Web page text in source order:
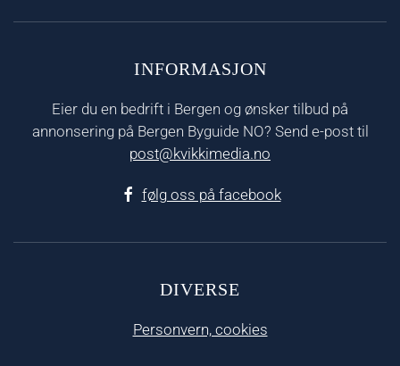
INFORMASJON
Eier du en bedrift i Bergen og ønsker tilbud på
annonsering på Bergen Byguide NO? Send e-post til
post@kvikkimedia.no
følg oss på facebook
DIVERSE
Personvern, cookies